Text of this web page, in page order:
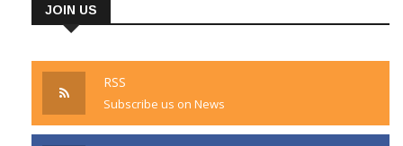
JOIN US
RSS
Subscribe us on News